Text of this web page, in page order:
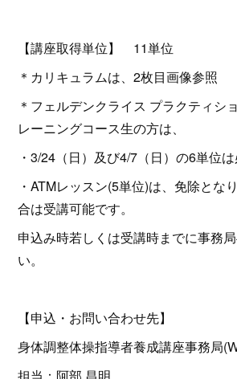
【講座取得単位】 11単位
＊カリキュラムは、2枚目画像参照
＊フェルデンクライス プラクティシ
レーニングコース生の方は、
・3/24（日）及び4/7（日）の6単位は
・ATMレッスン(5単位)は、免除とな
合は受講可能です。
申込み時若しくは受講時までに事務
い。
【申込・お問い合わせ先】
身体調整体操指導者養成講座事務局
担当：阿部 昌明